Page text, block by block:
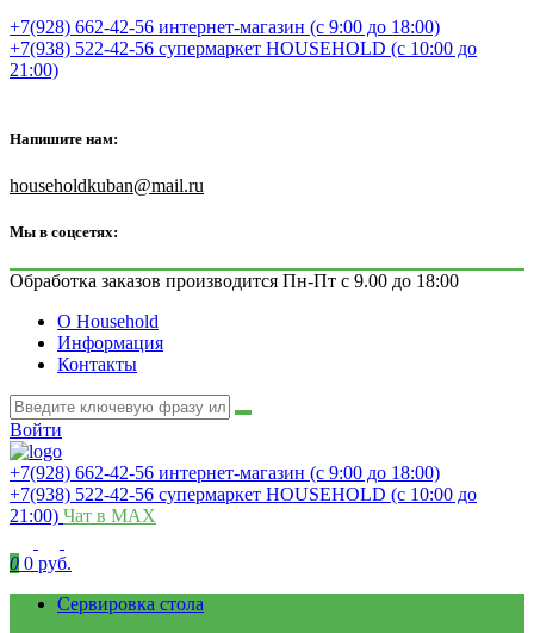
+7(928) 662-42-56 интернет-магазин (с 9:00 до 18:00)
+7(938) 522-42-56 супермаркет HOUSEHOLD (с 10:00 до
21:00)
Напишите нам:
householdkuban@mail.ru
Мы в соцсетях:
Обработка заказов производится Пн-Пт с 9.00 до 18:00
О Household
Информация
Контакты
Войти
+7(928) 662-42-56 интернет-магазин (с 9:00 до 18:00)
+7(938) 522-42-56 супермаркет HOUSEHOLD (с 10:00 до
21:00) Чат в MAX
0 0 руб.
Сервировка стола